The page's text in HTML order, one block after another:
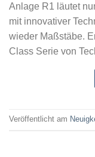
Anlage R1 läutet
mit innovativer
wieder Maßstäbe.
Class Serie von
Veröffentlicht am